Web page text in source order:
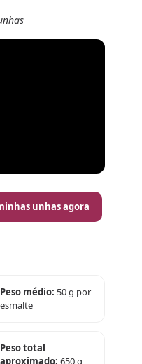
unhas agora
Peso médio: 50 g por
esmalte
Peso total
aproximado: 650 g